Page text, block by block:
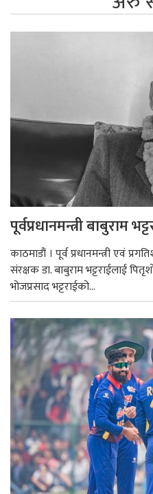
पूर्वप्रधानमन्त्री बाबुराम
काठमाडौं । पूर्व प्रधानमन्त्री एवं
संरक्षक डा. बाबुराम भट्टराईलाई
भोजप्रसाद भट्टराईको...